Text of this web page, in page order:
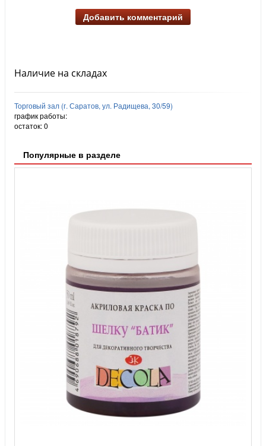
Добавить комментарий
Наличие на складах
Торговый зал (г. Саратов, ул. Радищева, 30/59)
график работы:
остаток:0
Популярные в разделе